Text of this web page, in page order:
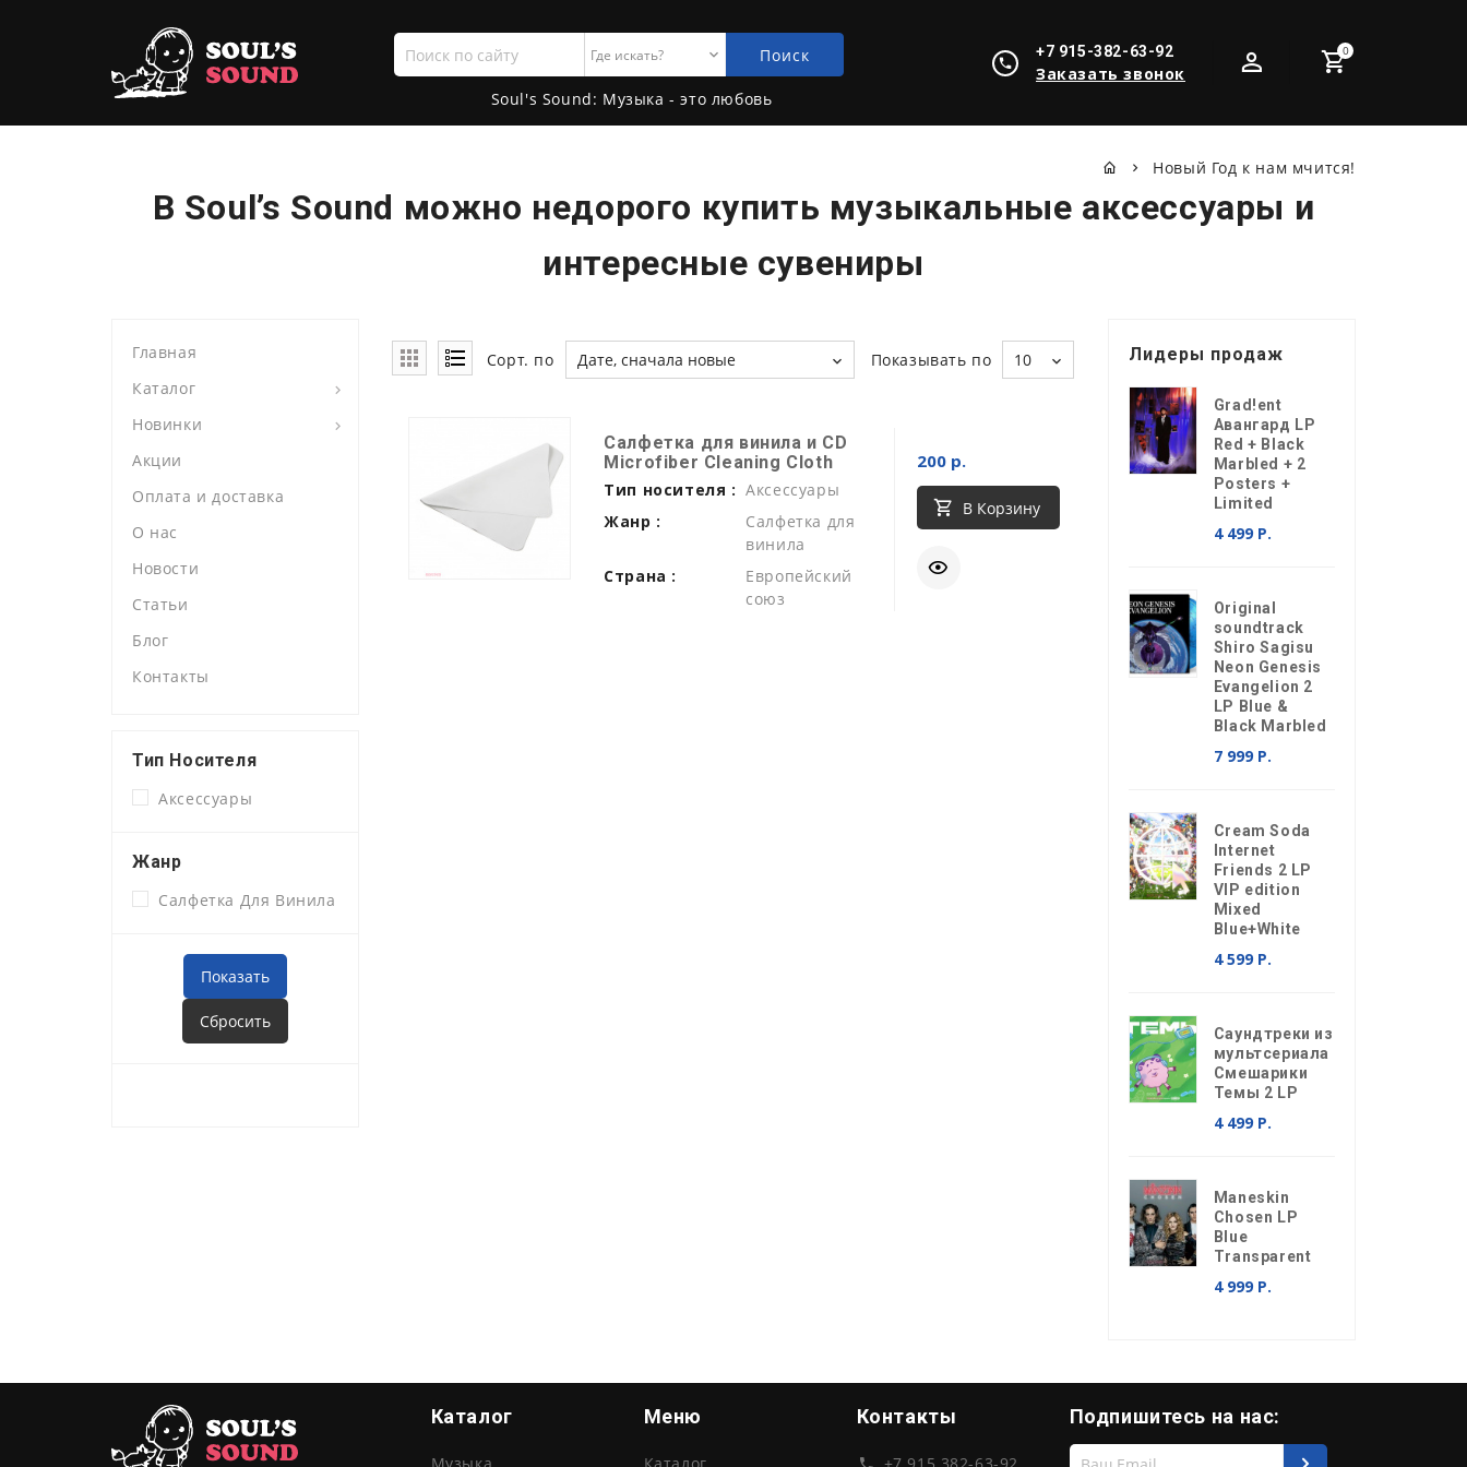
0
+7 915-382-63-92
Заказать звонок
Поиск
по
сайту
Поиск
Soul's Sound: Музыка - это любовь
Новый Год к нам мчится!
В Soul’s Sound можно недорого купить музыкальные аксессуары и
интересные сувениры
Главная
Каталог
Новинки
Акции
Оплата и доставка
О нас
Новости
Статьи
Блог
Контакты
Тип Носителя
Аксессуары
Жанр
Салфетка Для Винила
Сорт. по Дате, сначала новые Показывать по 10
Салфетка для винила и CD
Microfiber Cleaning Cloth
Тип носителя : Аксессуары
Жанр :
Салфетка для
винила
Страна :
Европейский
союз
200 р.
В Корзину
Лидеры продаж
Grad!ent
Авангард LP
Red + Black
Marbled + 2
Posters +
Limited
4 499 Р.
Original
soundtrack
Shiro Sagisu
Neon Genesis
Evangelion 2
LP Blue &
Black Marbled
7 999 Р.
Cream Soda
Internet
Friends 2 LP
VIP edition
Mixed
Blue+White
4 599 Р.
Саундтреки из
мультсериала
Смешарики
Темы 2 LP
4 499 Р.
Maneskin
Chosen LP
Blue
Transparent
4 999 Р.
Каталог Меню Контакты Подпишитесь на нас:
Введите